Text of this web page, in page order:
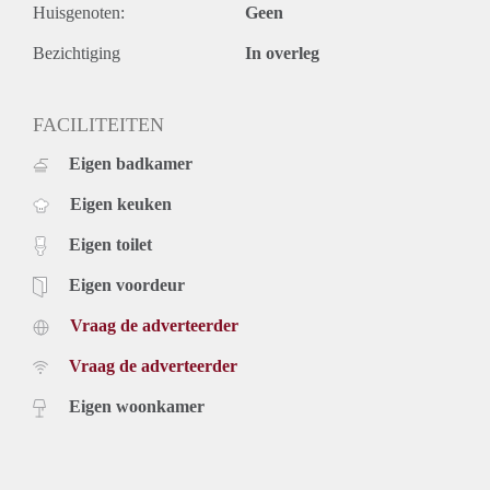
- Wasmachine en droger
- Meubels
- Alarmsysteem
- Video intercom
Voorwaarden:
- Max. 1 huishouden
- Min. 1 jaar contract
- Huisdieren in overleg
- Optioneel extra services Vesting Vastgoed (uurtarief of
servicepakket - zie regels en voorwaarden)
Huisgenoten: Geen
Bezichtiging In overleg
FACILITEITEN
Eigen badkamer
Eigen keuken
Eigen toilet
Eigen voordeur
Vraag de adverteerder
Vraag de adverteerder
Eigen woonkamer